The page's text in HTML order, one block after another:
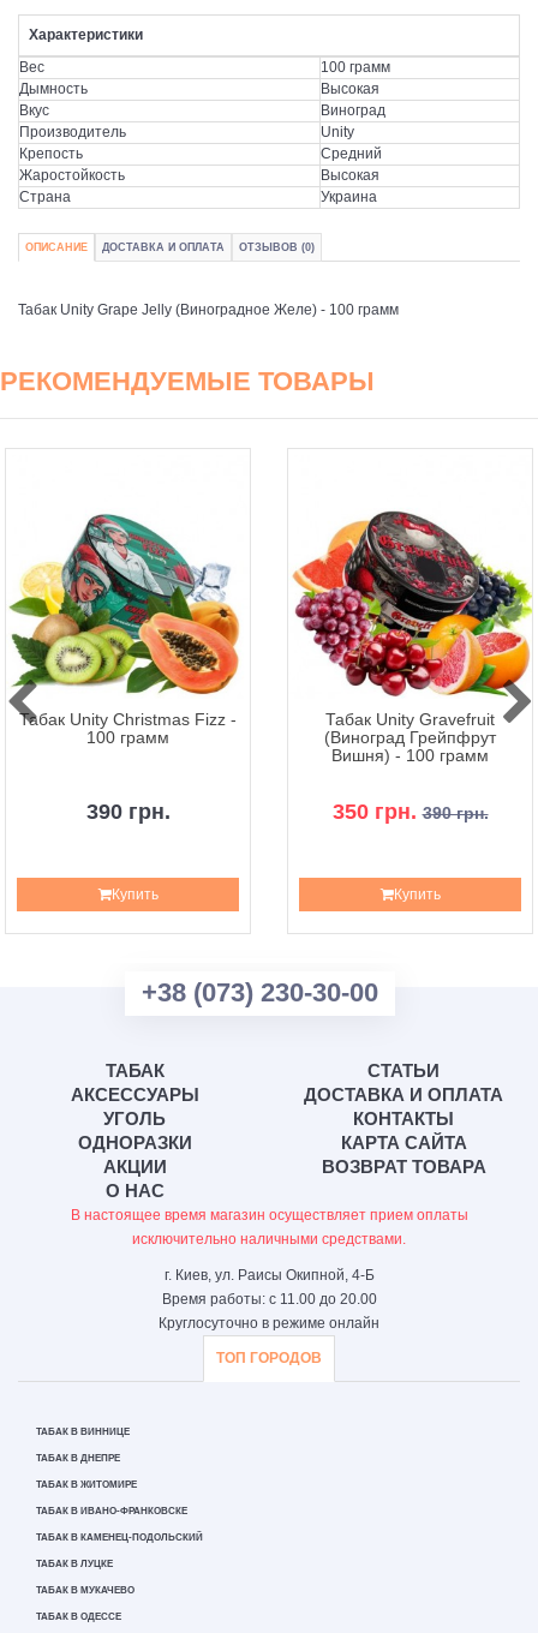
Характеристики
Вес
100 грамм
Дымность
Высокая
Вкус
Виноград
Производитель
Unity
Крепость
Средний
Жаростойкость
Высокая
Страна
Украина
ОПИСАНИЕ ДОСТАВКА И ОПЛАТА ОТЗЫВОВ (0)
Табак Unity Grape Jelly (Виноградное Желе) - 100 грамм
РЕКОМЕНДУЕМЫЕ ТОВАРЫ
Табак Unity Christmas Fizz -
100 грамм
390 грн.
Купить
Табак Unity Gravefruit
(Виноград Грейпфрут
Вишня) - 100 грамм
350 грн. 390 грн.
Купить
+38 (073) 230-30-00
ТАБАК
АКСЕССУАРЫ
УГОЛЬ
ОДНОРАЗКИ
АКЦИИ
О НАС
СТАТЬИ
ДОСТАВКА И ОПЛАТА
КОНТАКТЫ
КАРТА САЙТА
ВОЗВРАТ ТОВАРА
В настоящее время магазин осуществляет прием оплаты
исключительно наличными средствами.
г. Киев, ул. Раисы Окипной, 4-Б
Время работы: с 11.00 до 20.00
Круглосуточно в режиме онлайн
ТОП ГОРОДОВ
ТАБАК В ВИННИЦЕ
ТАБАК В ДНЕПРЕ
ТАБАК В ЖИТОМИРЕ
ТАБАК В ИВАНО-ФРАНКОВСКЕ
ТАБАК В КАМЕНЕЦ-ПОДОЛЬСКИЙ
ТАБАК В ЛУЦКЕ
ТАБАК В МУКАЧЕВО
ТАБАК В ОДЕССЕ